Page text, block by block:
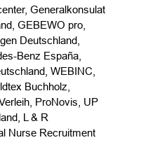
Generalkonsulat
GEBEWO pro,
Deutschland,
Benz España,
WEBINC,
Buchholz,
ProNovis, UP
L & R
Nurse Recruitment